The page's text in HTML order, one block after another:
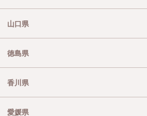
山口県
徳島県
香川県
愛媛県